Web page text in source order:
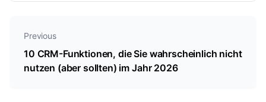
Nachfassaktionen. Hier sind die 5 Warnzeichen und
Previous
10 CRM-Funktionen, die Sie wahrscheinlich nicht
nutzen (aber sollten) im Jahr 2026